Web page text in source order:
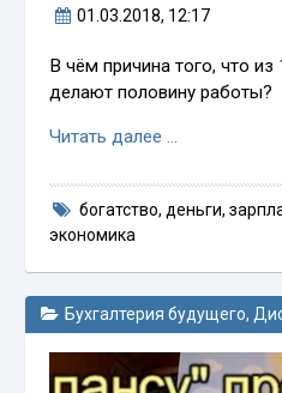
01.03.2018, 12:17
В чём причина того, что из
делают половину работы?
Читать далее …
богатство, деньги,
экономика
Бухгалтерия будущего,